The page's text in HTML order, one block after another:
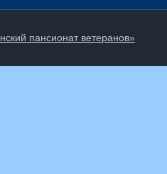
пансионат ветеранов»